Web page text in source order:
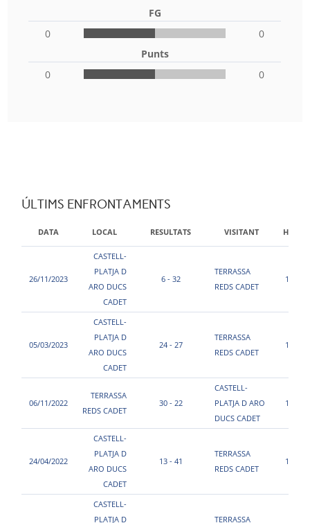
FG
0
0
Punts
0
0
ÚLTIMS ENFRONTAMENTS
DATA LOCAL RESULTATS VISITANT HORA
26/11/2023
CASTELL-
PLATJA D
ARO DUCS
CADET
6 - 32
TERRASSA
REDS CADET
11:00
05/03/2023
CASTELL-
PLATJA D
ARO DUCS
CADET
24 - 27
TERRASSA
REDS CADET
15:00
06/11/2022
TERRASSA
REDS CADET
30 - 22
CASTELL-
PLATJA D ARO
DUCS CADET
11:00
24/04/2022
CASTELL-
PLATJA D
ARO DUCS
CADET
13 - 41
TERRASSA
REDS CADET
12:00
CASTELL-
PLATJA D
TERRASSA